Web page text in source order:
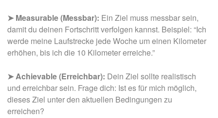
➤ Measurable (Messbar): Ein Ziel muss messbar sein,
damit du deinen Fortschritt verfolgen kannst. Beispiel: “Ich
werde meine Laufstrecke jede Woche um einen Kilometer
erhöhen, bis ich die 10 Kilometer erreiche.”
➤ Achievable (Erreichbar): Dein Ziel sollte realistisch
und erreichbar sein. Frage dich: Ist es für mich möglich,
dieses Ziel unter den aktuellen Bedingungen zu
erreichen?